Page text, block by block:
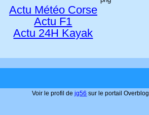
Actu Météo Corse
Actu F1
Actu 24H Kayak
Voir le profil dejg56 sur le portail Overblog